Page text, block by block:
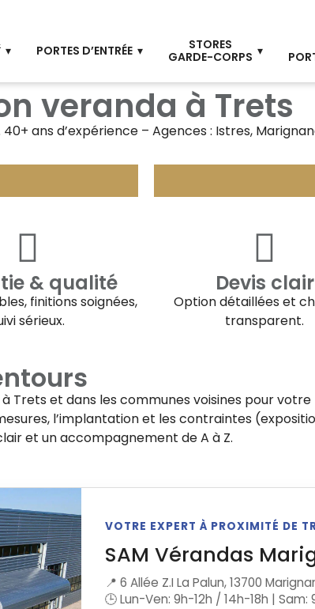
PORTES D’ENTRÉE
STORES
GARDE-CORPS
veranda à Trets
ans d’expérience – Agences : Istres,
& qualité
finitions soignées,
sérieux.
Devis clair
Option détaillées et
transparent.
Trets et dans les communes voisines pour
l’implantation et les contraintes
et un accompagnement de A à Z.
VOTRE EXPERT À PROXIMITÉ DE
SAM Vérandas
📍 6 Allée Z.I La Palun, 13700
🕒 Lun-Ven: 9h-12h / 14h-18h | Sam: